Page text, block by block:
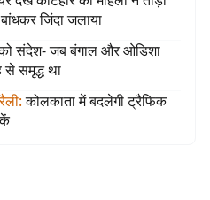
जिंदा जलाया
को संदेश- जब बंगाल और ओडिशा
से समृद्ध था
: कोलकाता में बदलेगी ट्रैफिक